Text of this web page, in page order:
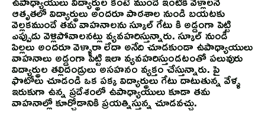
ఆతృతలో విద్యార్థులు అందరూ పాఠశాల నుండి బయటకు
వెల్లకముందే తమ వాహనాలను స్కూల్ గేటు కి అడ్డంగా పెట్టి
ఎప్పుడు వెళ్లిపోవాలనట్లు వ్యవహరిస్తున్నారు. స్కూల్ నుండి
పిల్లలు అందరూ వెళ్ళారా లేదా అనేది చూడకుండా ఉపాధ్యాయులు
వాహనాలు అడ్డంగా పెట్టి ఇలా వ్యవహరిస్తుండటంతో పలువురు
విద్యార్థుల తల్లిదండ్రులు అసహనం వ్యక్తం చేస్తున్నారు. పై
ఫొటోలు చూడండి ఒక పక్క విద్యార్థులు గేటు దాటుతున్న వేళ్ళ
ఇరుకుగా ఉన్న ప్రదేశంలో ఉపాధ్యాయులు కూడా తమ
వాహనాల్లో కూర్చోడానికి ప్రయత్నిస్తున్న చూడవచ్చు.